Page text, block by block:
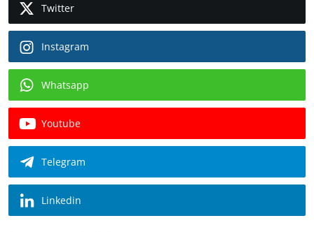
Twitter
Instagram
Whatsapp
Youtube
Telegram
Linkedin